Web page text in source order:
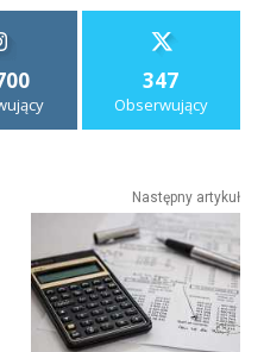
347
Obserwujący
Następny artykuł